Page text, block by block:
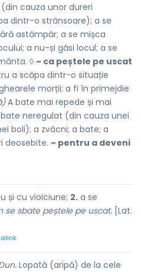
cauza unor dureri
dintr-o strânsoare); a se
astâmpăr; a se mișca
a nu-și găsi locul; a se
◊ ~ ca peștele pe uscat
a scăpa dintr-o situație
morții; a fi în primejdie
A bate mai repede și mai
neregulat (din cauza unei
boli); a zvâcni; a bate; a
deosebite. ~ pentru a deveni
și cu vioiciune; 2. a se
se sbate peștele pe uscat. [Lat.
Lopată (aripă) de la cele